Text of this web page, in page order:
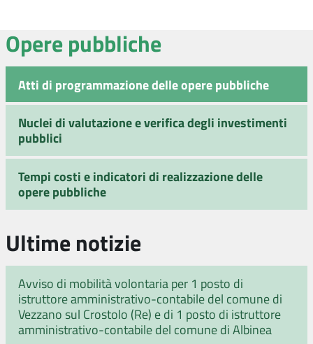
Opere pubbliche
Atti di programmazione delle opere pubbliche
Nuclei di valutazione e verifica degli investimenti
pubblici
Tempi costi e indicatori di realizzazione delle
opere pubbliche
Ultime notizie
Avviso di mobilità volontaria per 1 posto di
istruttore amministrativo-contabile del comune di
Vezzano sul Crostolo (Re) e di 1 posto di istruttore
amministrativo-contabile del comune di Albinea